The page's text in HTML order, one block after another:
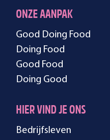
ONZE AANPAK
Good Doing Food
Doing Food
Good Food
Doing Good
HIER VIND JE ONS
Bedrijfsleven